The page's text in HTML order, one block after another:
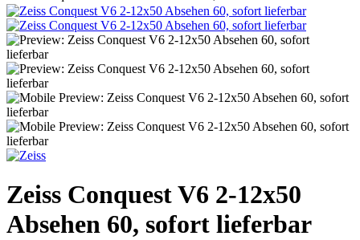
Zeiss Conquest V6 2-12x50
Absehen 60, sofort lieferbar